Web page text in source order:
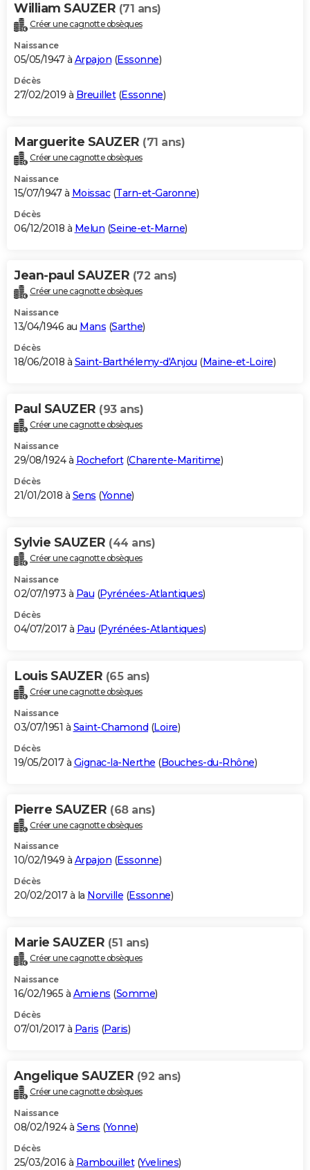
William SAUZER (71 ans)
Créer une cagnotte obsèques
Naissance
05/05/1947 à Arpajon (Essonne)
Décès
27/02/2019 à Breuillet(Essonne)
Marguerite SAUZER (71 ans)
Créer une cagnotte obsèques
Naissance
15/07/1947 à Moissac(Tarn-et-Garonne)
Décès
06/12/2018 à Melun (Seine-et-Marne)
Jean-paul SAUZER (72 ans)
Créer une cagnotte obsèques
Naissance
13/04/1946 au Mans (Sarthe)
Décès
18/06/2018 à Saint-Barthélemy-d'Anjou (Maine-et-Loire)
Paul SAUZER (93 ans)
Créer une cagnotte obsèques
Naissance
29/08/1924 à Rochefort(Charente-Maritime)
Décès
21/01/2018 à Sens (Yonne)
Sylvie SAUZER (44 ans)
Créer une cagnotte obsèques
Naissance
02/07/1973 à Pau (Pyrénées-Atlantiques)
Décès
04/07/2017 à Pau (Pyrénées-Atlantiques)
Louis SAUZER (65 ans)
Créer une cagnotte obsèques
Naissance
03/07/1951 à Saint-Chamond (Loire)
Décès
19/05/2017 à Gignac-la-Nerthe (Bouches-du-Rhône)
Pierre SAUZER (68 ans)
Créer une cagnotte obsèques
Naissance
10/02/1949 à Arpajon (Essonne)
Décès
20/02/2017 à la Norville (Essonne)
Marie SAUZER (51 ans)
Créer une cagnotte obsèques
Naissance
16/02/1965 à Amiens (Somme)
Décès
07/01/2017 à Paris (Paris)
Angelique SAUZER (92 ans)
Créer une cagnotte obsèques
Naissance
08/02/1924 à Sens (Yonne)
Décès
25/03/2016 à Rambouillet(Yvelines)